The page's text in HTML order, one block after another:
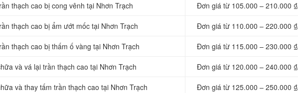
thạch cao bị cong vênh tại Nhơn Trạch Đơn giá từ 105.000 – 210.000
thạch cao bị ẩm ướt mốc tại Nhơn Trạch Đơn giá từ 110.000 – 220.000
thạch cao bị thấm ố vàng tại Nhơn Trạch Đơn giá từ 115.000 – 230.000
và vá lại trần thạch cao tại Nhơn Trạch Đơn giá từ 120.000 – 240.000
và thay tấm trần thạch cao tại Nhơn Trạch Đơn giá từ 125.000 – 250.000